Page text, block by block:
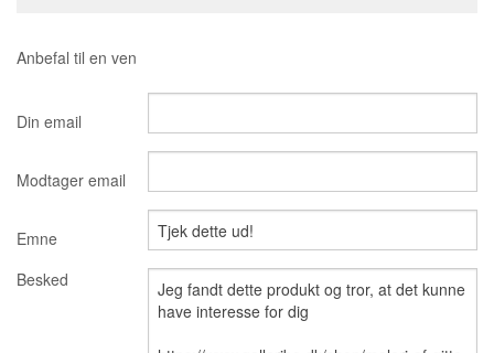
UDENDØRS KUNST
Anbefal til en ven
Din email
Modtager email
Emne
Besked